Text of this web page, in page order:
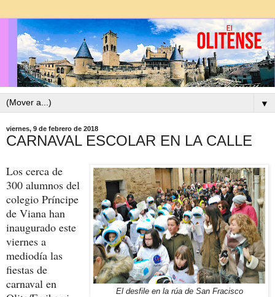
▼
viernes, 9 de febrero de 2018
CARNAVAL ESCOLAR EN LA CALLE
El desfile en la rúa de San Fracisco
Los cerca de
300 alumnos del
colegio Príncipe
de Viana han
inaugurado este
viernes a
mediodía las
fiestas de
carnaval en